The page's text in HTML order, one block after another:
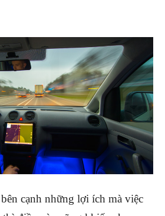
cạnh những lợi ích mà việc